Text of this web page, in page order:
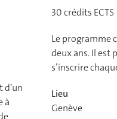
30crédits ECTS
Le programme
deux ans. Il est
s’inscrire
Lieu
Genève
à